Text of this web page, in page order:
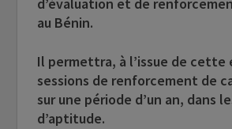
au Bénin.
Il permettra, à l’issue de cette
sessions de renforcement de
sur une période d’un an,
d’aptitude.